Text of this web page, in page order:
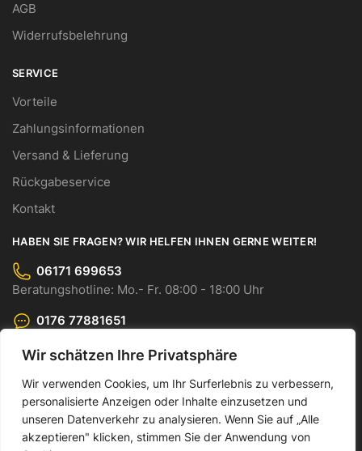
Wir schätzen Ihre Privatsphäre
Wir verwenden Cookies, um Ihr Surferlebnis zu verbessern,
personalisierte Anzeigen oder Inhalte einzusetzen und
unseren Datenverkehr zu analysieren. Wenn Sie auf „Alle
akzeptieren" klicken, stimmen Sie der Anwendung von
AGB
Widerrufsbelehrung
SERVICE
Vorteile
Zahlungsinformationen
Versand & Lieferung
Rückgabeservice
Kontakt
HABEN SIE FRAGEN? WIR HELFEN IHNEN GERNE WEITER!
06171 699653
Beratungshotline: Mo.- Fr. 08:00 - 18:00 Uhr
0176 77881651
Senden Sie uns Ihre Anfrage bequem per E-Mail.
© CMO GmbH 2023
Made by Dankor Digital